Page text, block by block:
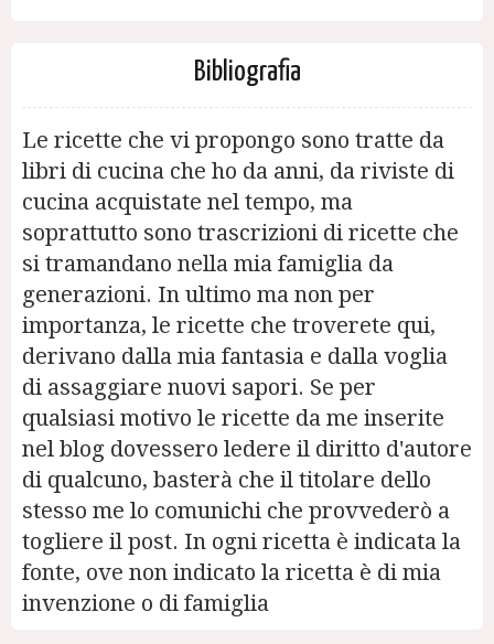
Bibliografia
Le ricette che vi propongo sono tratte da
libri di cucina che ho da anni, da riviste di
cucina acquistate nel tempo, ma
soprattutto sono trascrizioni di ricette che
si tramandano nella mia famiglia da
generazioni. In ultimo ma non per
importanza, le ricette che troverete qui,
derivano dalla mia fantasia e dalla voglia
di assaggiare nuovi sapori. Se per
qualsiasi motivo le ricette da me inserite
nel blog dovessero ledere il diritto d'autore
di qualcuno, basterà che il titolare dello
stesso me lo comunichi che provvederò a
togliere il post. In ogni ricetta è indicata la
fonte, ove non indicato la ricetta è di mia
invenzione o di famiglia